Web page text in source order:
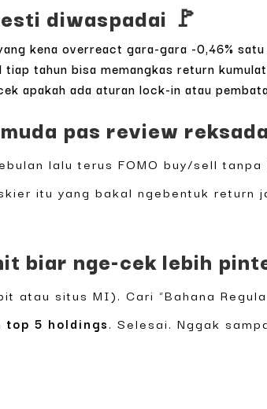
diwaspadai 🚩
kena overreact gara-gara -0,46%
tiap tahun bisa memangkas return
apakah ada aturan lock-in atau
pas review
lalu terus FOMO buy/sell
itu yang bakal ngebentuk return
biar nge-cek lebih
situs MI). Cari “Bahana
top 5 holdings. Selesai. Nggak